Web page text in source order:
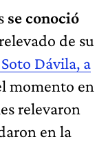
se conoció
de su
Dávila, a
momento en
relevaron
en la